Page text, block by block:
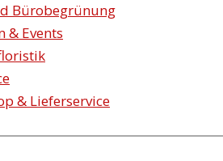
Bürobegrünung
& Events
& Lieferservice